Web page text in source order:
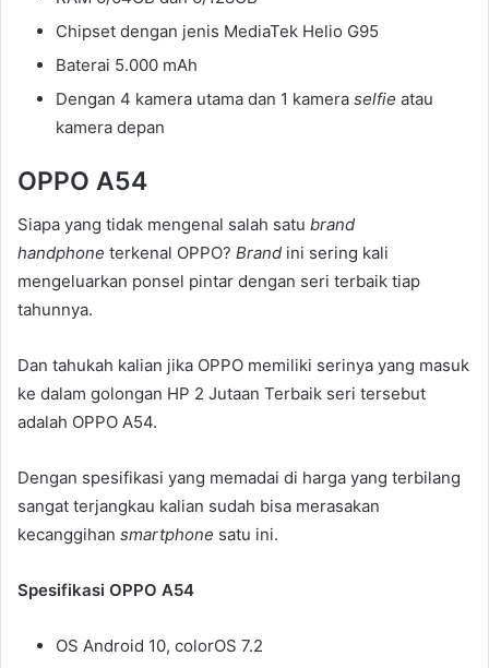
Chipset dengan jenis MediaTek Helio G95
Baterai 5.000 mAh
Dengan 4 kamera utama dan 1 kamera selfie atau
kamera depan
OPPO A54
Siapa yang tidak mengenal salah satu brand
handphone terkenal OPPO? Brand ini sering kali
mengeluarkan ponsel pintar dengan seri terbaik tiap
tahunnya.
Dan tahukah kalian jika OPPO memiliki serinya yang masuk
ke dalam golongan HP 2 Jutaan Terbaik seri tersebut
adalah OPPO A54.
Dengan spesifikasi yang memadai di harga yang terbilang
sangat terjangkau kalian sudah bisa merasakan
kecanggihan smartphone satu ini.
Spesifikasi OPPO A54
OS Android 10, colorOS 7.2